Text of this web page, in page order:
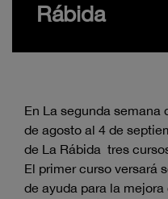
Rábida
En La segunda semana
de agosto al 4 de
de La Rábida tres
El primer curso versará
de ayuda para la